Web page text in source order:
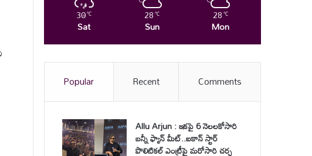
30℃
Sat
28℃
Sun
28℃
Mon
Popular Recent Comments
Allu Arjun : ఇకపై 6 నెలలకోసారి
బన్నీ ఫ్యాన్ మీట్..ఐకాన్ స్టార్
పొలిటికల్ ఎంట్రీపై మరోసారి చర్చ